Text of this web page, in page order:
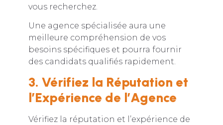
vous recherchez.
Une agence spécialisée aura une
meilleure compréhension de vos
besoins spécifiques et pourra fournir
des candidats qualifiés rapidement.
3. Vérifiez la Réputation et
l’Expérience de l’Agence
Vérifiez la réputation et l’expérience de